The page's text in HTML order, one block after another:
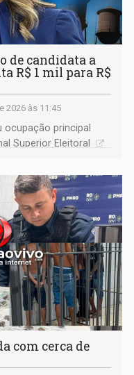
de candidata a
R$ 1 mil para R$
2026 às 11:45
ocupação principal
Superior Eleitoral
com cerca de